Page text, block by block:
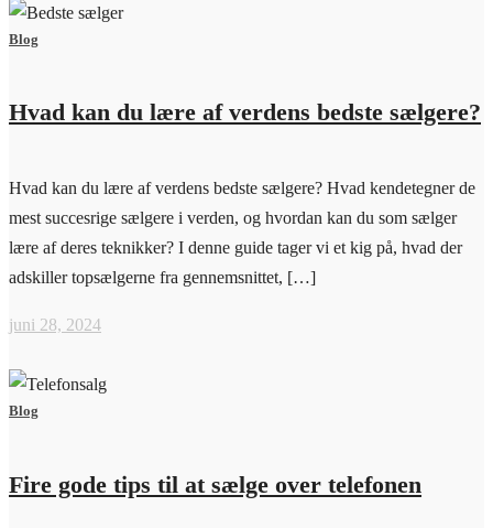
Blog
Hvad kan du lære af verdens bedste sælgere?
Hvad kan du lære af verdens bedste sælgere? Hvad kendetegner de
mest succesrige sælgere i verden, og hvordan kan du som sælger
lære af deres teknikker? I denne guide tager vi et kig på, hvad der
adskiller topsælgerne fra gennemsnittet, […]
juni 28, 2024
Blog
Fire gode tips til at sælge over telefonen